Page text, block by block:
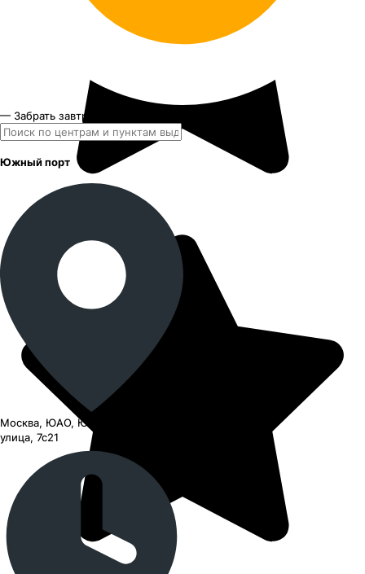
— Забрать завтра и позднее
Южный порт
Москва, ЮАО, Южнопортовая
улица, 7с21